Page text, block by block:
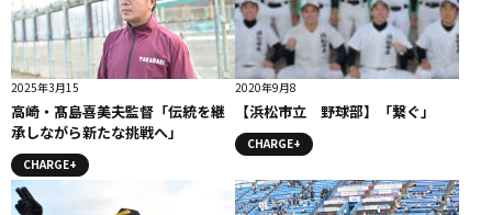
2025年3月15
高崎・髙島喜美夫監督「伝統を継
承しながら新たな挑戦へ」
CHARGE+
2020年9月8
【浜松市立 野球部】「繋ぐ」
CHARGE+